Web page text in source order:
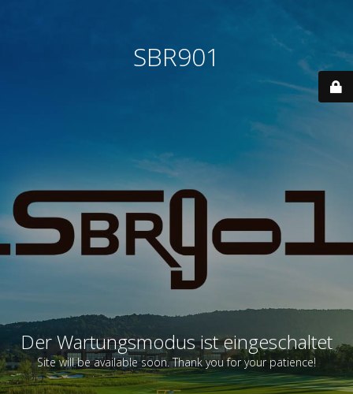
SBR901
Der Wartungsmodus ist eingeschaltet
Site will be available soon. Thank you for your patience!